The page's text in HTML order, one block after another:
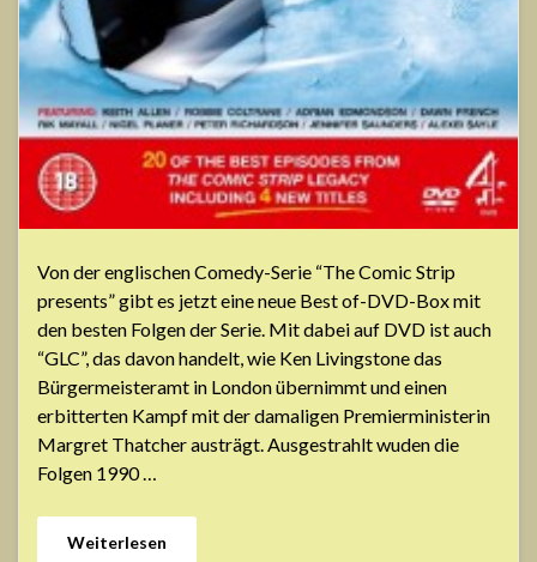
Von der englischen Comedy-Serie “The Comic Strip
presents” gibt es jetzt eine neue Best of-DVD-Box mit
den besten Folgen der Serie. Mit dabei auf DVD ist auch
“GLC”, das davon handelt, wie Ken Livingstone das
Bürgermeisteramt in London übernimmt und einen
erbitterten Kampf mit der damaligen Premierministerin
Margret Thatcher austrägt. Ausgestrahlt wuden die
Folgen 1990 …
Weiterlesen